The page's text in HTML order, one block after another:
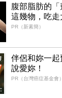
腹部脂肪的
這幾物，吃
PR（新素簡）
伴侶和妳一
說愛妳！
PR（台灣癌症基金會）